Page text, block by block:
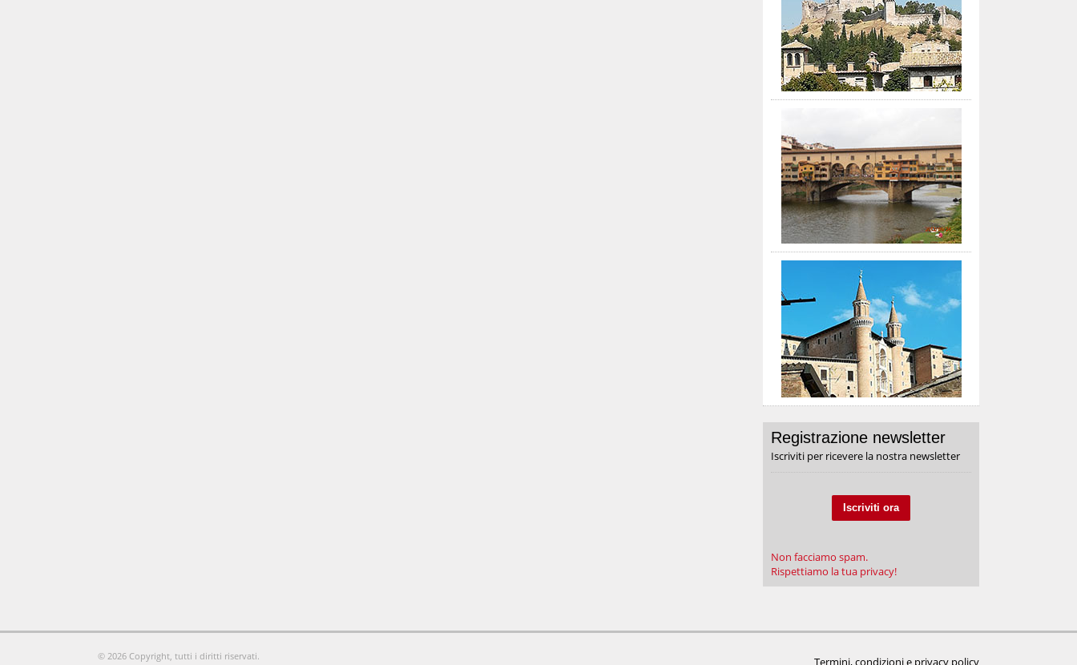
Registrazione newsletter
Iscriviti per ricevere la nostra newsletter
Iscriviti ora
Non facciamo spam.
Rispettiamo la tua privacy!
Termini, condizioni e privacy policy
© 2026 Copyright, tutti i diritti riservati.